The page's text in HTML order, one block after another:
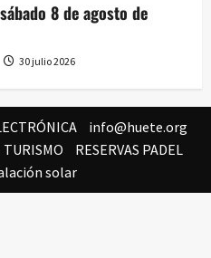
8 de agosto de
30 julio 2026
info@huete.org
TURISMO
RESERVAS PADEL
solar